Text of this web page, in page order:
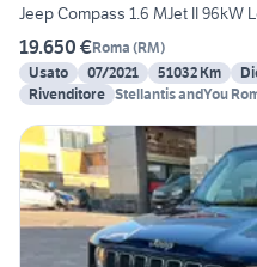
Jeep Compass 1.6 MJet II 96kW
19.650 €Roma (RM)
Usato
07/2021 51032 Km
Rivenditore Stellantis andYou